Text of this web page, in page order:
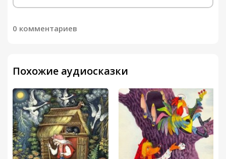
0 комментариев
Похожие аудиосказки